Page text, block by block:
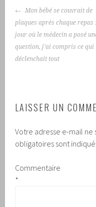
NAVIGATION
DES
ARTICLES
Mon bébé se couvrait de
plaques après chaque repas
jour où le médecin a posé
question, j’ai compris ce qui
déclenchait tout
LAISSER UN
Votre adresse e-mail ne
obligatoires sont
Commentaire
*